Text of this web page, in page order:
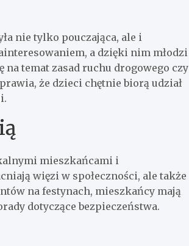
nie tylko pouczająca, ale i
a dzięki nim młodzi
temat zasad ruchu drogowego czy
że dzieci chętnie biorą udział
mieszkańcami i
więzi w społeczności, ale także
na festynach, mieszkańcy mają
dotyczące bezpieczeństwa.